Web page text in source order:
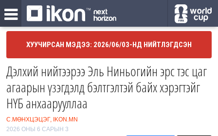
ХУУЧИРСАН МЭДЭЭ: 2026/06/03-НД НИЙТЛЭГДСЭН
Дэлхий нийтээрээ Эль Ниньогийн эрс тэс цаг
агаарын үзэгдэлд бэлтгэлтэй байх хэрэгтэйг
НҮБ анхаарууллаа
С.МӨНХЦЭЦЭГ, IKON.MN
2026 ОНЫ 6 САРЫН 3